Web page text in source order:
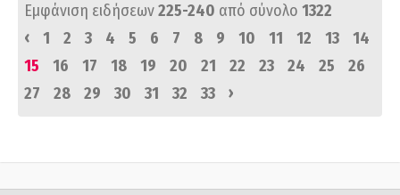
Εμφάνιση ειδήσεων225-240 από σύνολο 1322
‹
1 2 3 4 5 6 7 8 9 10 11 12 13
14
15
16 17 18 19 20 21 22 23 24 25
26
27
28 29 30 31 32 33 ›